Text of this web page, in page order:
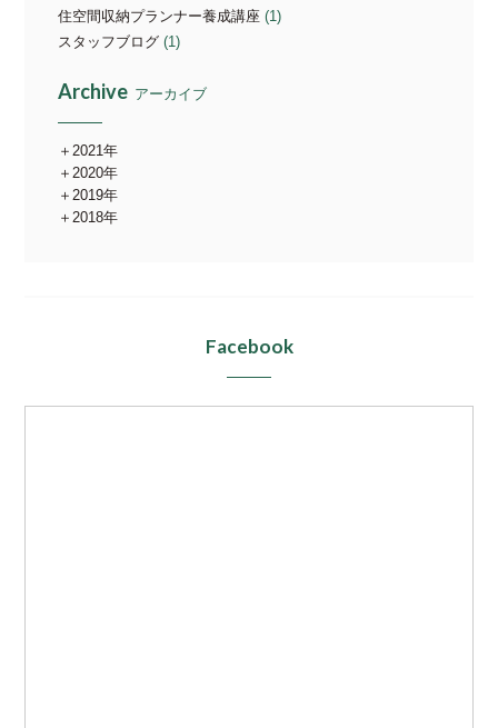
住空間収納プランナー養成講座 (1)
スタッフブログ (1)
Archive アーカイブ
2021年
2020年
2019年
2018年
Facebook